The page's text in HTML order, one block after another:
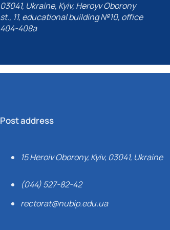
03041, Ukraine, Kyiv, Heroyv Oborony
st., 11, educational building №10, office
404-408a
Post address
15 Heroiv Oborony, Kyiv, 03041, Ukraine
(044) 527-82-42
rectorat@nubip.edu.ua